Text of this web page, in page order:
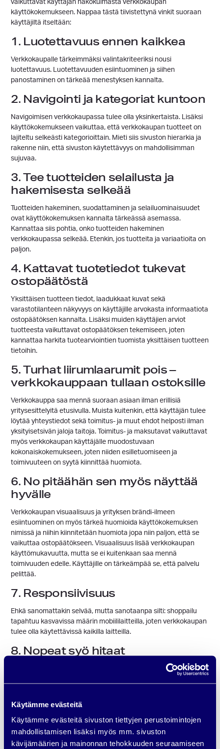
Käytämme evästeitä
Käytämme evästeitä sivuston tiettyjen perustoimintojen
mahdollistamisen lisäksi myös mm. sivuston
kävijämäärien ja mainonnan tehokkuuden seuraamiseen
vaikuttavat käyttäjän näkökulmasta verkkokaupan
käyttökokemukseen. Nappaa tästä tiivistettynä vinkit suoraan
käyttäjiltä itseltään:
1. Luotettavuus ennen kaikkea
Verkkokaupalle tärkeimmäksi valintakriteeriksi nousi
luotettavuus. Luotettavuuden esiintuominen ja siihen
panostaminen on tärkeää menestyksen kannalta.
2. Navigointi ja kategoriat kuntoon
Navigoimisen verkkokaupassa tulee olla yksinkertaista. Lisäksi
käyttökokemukseen vaikuttaa, että verkkokaupan tuotteet on
lajiteltu selkeästi kategorioittain. Mieti siis sivuston hierarkia ja
rakenne niin, että sivuston käytettävyys on mahdollisimman
sujuvaa.
3. Tee tuotteiden selailusta ja
hakemisesta selkeää
Tuotteiden hakeminen, suodattaminen ja selailuominaisuudet
ovat käyttökokemuksen kannalta tärkeässä asemassa.
Kannattaa siis pohtia, onko tuotteiden hakeminen
verkkokaupassa selkeää. Etenkin, jos tuotteita ja variaatioita on
paljon.
4. Kattavat tuotetiedot tukevat
ostopäätöstä
Yksittäisen tuotteen tiedot, laadukkaat kuvat sekä
varastotilanteen näkyvyys on käyttäjille arvokasta informaatiota
ostopäätöksen kannalta. Lisäksi muiden käyttäjien arviot
tuotteesta vaikuttavat ostopäätöksen tekemiseen, joten
kannattaa harkita tuotearviointien tuomista yksittäisen tuotteen
tietoihin.
5. Turhat liirumlaarumit pois –
verkkokauppaan tullaan ostoksille
Verkkokauppa saa mennä suoraan asiaan ilman erillisiä
yritysesittelyitä etusivulla. Muista kuitenkin, että käyttäjän tulee
löytää yhteystiedot sekä toimitus- ja muut ehdot helposti ilman
yksityisetsivän jaloja taitoja. Toimitus- ja maksutavat vaikuttavat
myös verkkokaupan käyttäjälle muodostuvaan
kokonaiskokemukseen, joten niiden esilletuomiseen ja
toimivuuteen on syytä kiinnittää huomiota.
6. No pitäähän sen myös näyttää
hyvälle
Verkkokaupan visuaalisuus ja yrityksen brändi-ilmeen
esiintuominen on myös tärkeä huomioida käyttökokemuksen
nimissä ja niihin kiinnitetään huomiota jopa niin paljon, että se
vaikuttaa ostopäätökseen. Visuaalisuus lisää verkkokaupan
käyttömukavuutta, mutta se ei kuitenkaan saa mennä
toimivuuden edelle. Käyttäjille on tärkeämpää se, että palvelu
pelittää.
7. Responsiivisuus
Ehkä sanomattakin selvää, mutta sanotaanpa silti: shoppailu
tapahtuu kasvavissa määrin mobiililaitteilla, joten verkkokaupan
tulee olla käytettävissä kaikilla laitteilla.
8. Nopeat syö hitaat
Latausnopeus on tärkeässä osassa verkkokaupan
optimointia
Lataa ilmainen verkkosivujen
ostajan opas